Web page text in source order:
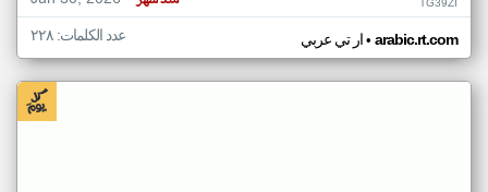
ار تي عربي• arabic.rt.com عدد الكلمات: ٢٢٨